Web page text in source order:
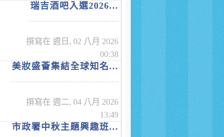
瑞吉酒吧入選2026...
撰寫在 週日, 02 八月 2026
00:38
美妝盛薈集結全球知名...
撰寫在 週二, 04 八月 2026
13:49
市政署中秋主題興趣班...